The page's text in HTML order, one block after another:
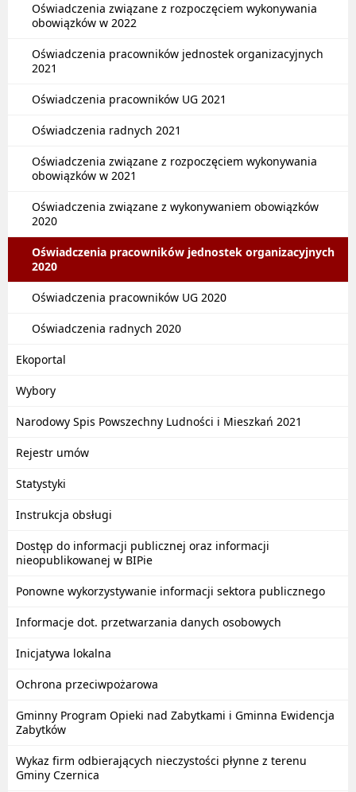
Oświadczenia związane z rozpoczęciem wykonywania
obowiązków w 2022
Oświadczenia pracowników jednostek organizacyjnych
2021
Oświadczenia pracowników UG 2021
Oświadczenia radnych 2021
Oświadczenia związane z rozpoczęciem wykonywania
obowiązków w 2021
Oświadczenia związane z wykonywaniem obowiązków
2020
Oświadczenia pracowników jednostek organizacyjnych
2020
Oświadczenia pracowników UG 2020
Oświadczenia radnych 2020
Ekoportal
Wybory
Narodowy Spis Powszechny Ludności i Mieszkań 2021
Rejestr umów
Statystyki
Instrukcja obsługi
Dostęp do informacji publicznej oraz informacji
nieopublikowanej w BIPie
Ponowne wykorzystywanie informacji sektora publicznego
Informacje dot. przetwarzania danych osobowych
Inicjatywa lokalna
Ochrona przeciwpożarowa
Gminny Program Opieki nad Zabytkami i Gminna Ewidencja
Zabytków
Wykaz firm odbierających nieczystości płynne z terenu
Gminy Czernica